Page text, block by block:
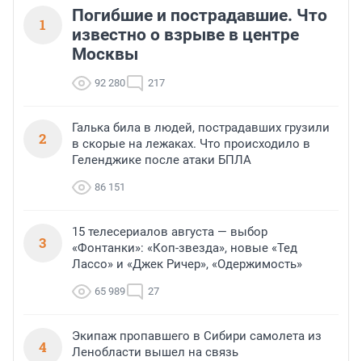
1
Погибшие и пострадавшие. Что
известно о взрыве в центре
Москвы
92 280 217
2
Галька била в людей, пострадавших грузили
в скорые на лежаках. Что происходило в
Геленджике после атаки БПЛА
86 151
3
15 телесериалов августа — выбор
«Фонтанки»: «Коп-звезда», новые «Тед
Лассо» и «Джек Ричер», «Одержимость»
65 989 27
4
Экипаж пропавшего в Сибири самолета из
Ленобласти вышел на связь